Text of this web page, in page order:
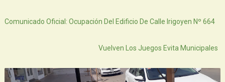
Comunicado Oficial: Ocupación Del Edificio De Calle Irigoyen Nº 664
Vuelven Los Juegos Evita Municipales